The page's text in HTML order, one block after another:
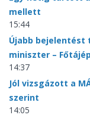
mellett
15:44
Újabb bejelentést
miniszter –
14:37
Jól vizsgázott a
szerint
14:05